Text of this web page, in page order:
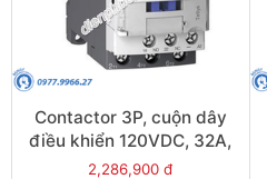
Contactor 3P, cuộn dây
điều khiển 120VDC, 32A,
1N/O, 1N/C - Model
2,286,900 đ